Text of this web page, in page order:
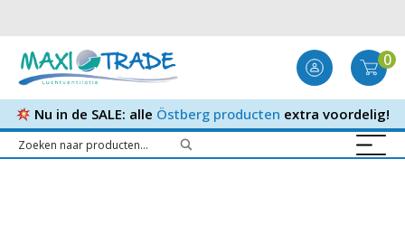
0
Nu in de SALE: alle Östberg producten extra voordelig!